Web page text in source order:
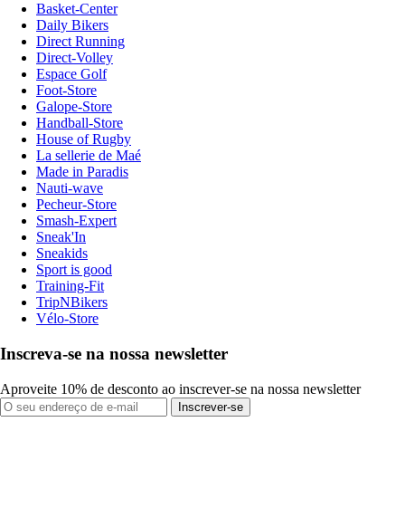
Basket-Center
Daily Bikers
Direct Running
Direct-Volley
Espace Golf
Foot-Store
Galope-Store
Handball-Store
House of Rugby
La sellerie de Maé
Made in Paradis
Nauti-wave
Pecheur-Store
Smash-Expert
Sneak'In
Sneakids
Sport is good
Training-Fit
TripNBikers
Vélo-Store
Inscreva-se na nossa newsletter
Aproveite 10% de desconto ao inscrever-se na nossa newsletter
Inscrever-se